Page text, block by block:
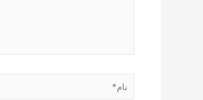
نام*